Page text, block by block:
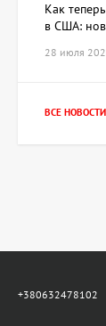
Как
в США:
28 июля
ВСЕ НОВОСТИ
+380632478102